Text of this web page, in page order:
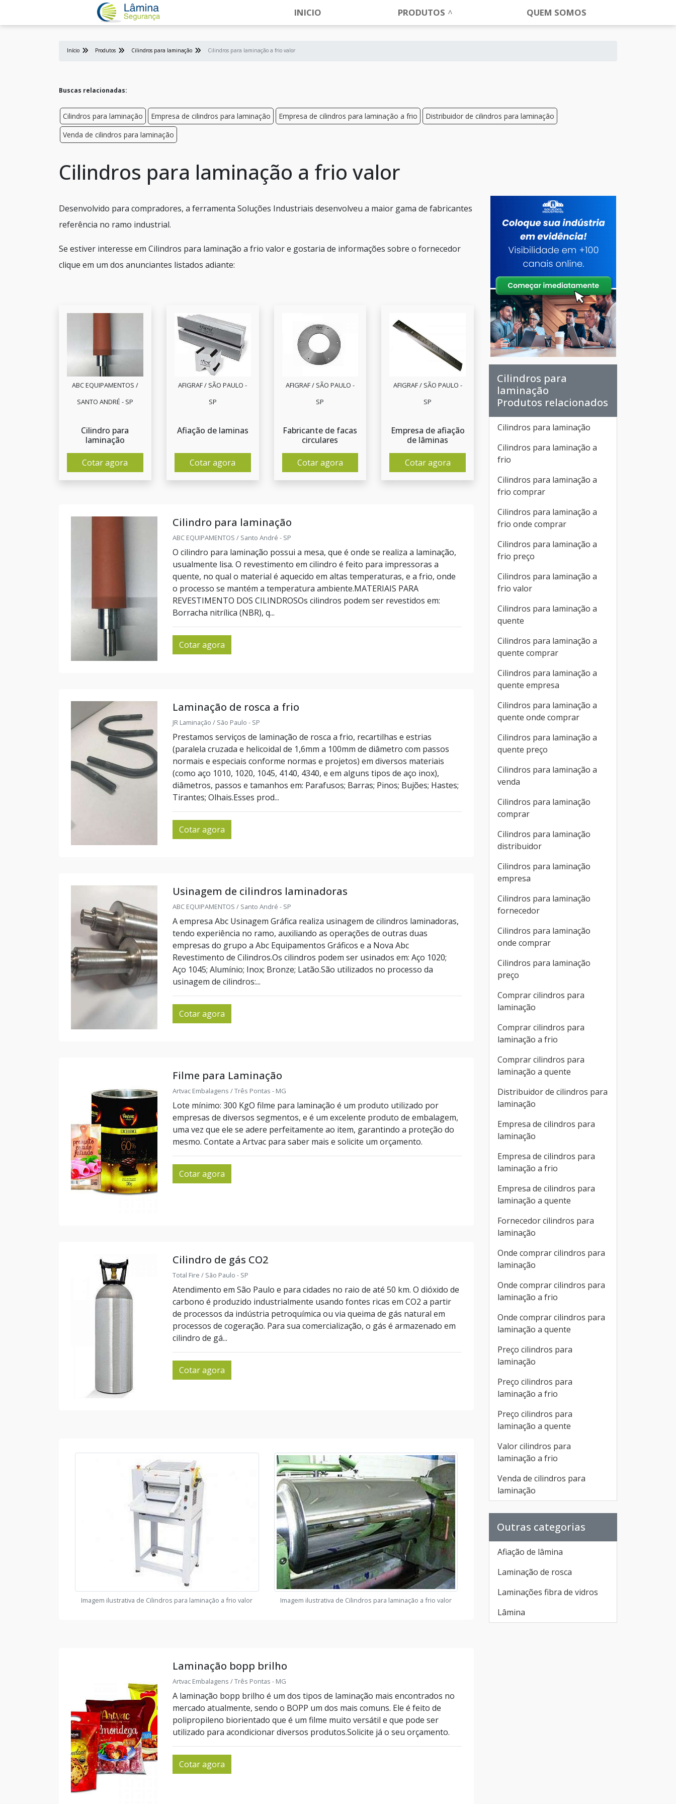
INICIO PRODUTOS QUEM SOMOS
Início Produtos Cilindros para laminação Cilindros para laminação a frio valor
Buscas relacionadas:
Cilindros para laminação Empresa de cilindros para laminação Empresa de cilindros para laminação a frio
Distribuidor de cilindros para laminação
Venda de cilindros para laminação
Cilindros para laminação a frio valor
Desenvolvido para compradores, a ferramenta Soluções Industriais desenvolveu a maior gama de fabricantes
referência no ramo industrial.
Se estiver interesse em Cilindros para laminação a frio valor e gostaria de informações sobre o fornecedor
clique em um dos anunciantes listados adiante:
ABC EQUIPAMENTOS /
SANTO ANDRÉ - SP
Cilindro para
laminação
Cotar agora
AFIGRAF / SÃO PAULO -
SP
Afiação de laminas
Cotar agora
AFIGRAF / SÃO PAULO -
SP
Fabricante de facas
circulares
Cotar agora
AFIGRAF / SÃO PAULO -
SP
Empresa de afiação
de lâminas
Cotar agora
Cilindro para laminação
ABC EQUIPAMENTOS / Santo André - SP
O cilindro para laminação possui a mesa, que é onde se realiza a laminação,
usualmente lisa. O revestimento em cilindro é feito para impressoras a
quente, no qual o material é aquecido em altas temperaturas, e a frio, onde
o processo se mantém a temperatura ambiente.MATERIAIS PARA
REVESTIMENTO DOS CILINDROSOs cilindros podem ser revestidos em:
Borracha nitrílica (NBR), q...
Cotar agora
Laminação de rosca a frio
JR Laminação / São Paulo - SP
Prestamos serviços de laminação de rosca a frio, recartilhas e estrias
(paralela cruzada e helicoidal de 1,6mm a 100mm de diâmetro com passos
normais e especiais conforme normas e projetos) em diversos materiais
(como aço 1010, 1020, 1045, 4140, 4340, e em alguns tipos de aço inox),
diâmetros, passos e tamanhos em: Parafusos; Barras; Pinos; Bujões; Hastes;
Tirantes; Olhais.Esses prod...
Cotar agora
Usinagem de cilindros laminadoras
ABC EQUIPAMENTOS / Santo André - SP
A empresa Abc Usinagem Gráfica realiza usinagem de cilindros laminadoras,
tendo experiência no ramo, auxiliando as operações de outras duas
empresas do grupo a Abc Equipamentos Gráficos e a Nova Abc
Revestimento de Cilindros.Os cilindros podem ser usinados em: Aço 1020;
Aço 1045; Alumínio; Inox; Bronze; Latão.São utilizados no processo da
usinagem de cilindros:...
Cotar agora
Filme para Laminação
Artvac Embalagens / Três Pontas - MG
Lote mínimo: 300 KgO filme para laminação é um produto utilizado por
empresas de diversos segmentos, e é um excelente produto de embalagem,
uma vez que ele se adere perfeitamente ao item, garantindo a proteção do
mesmo. Contate a Artvac para saber mais e solicite um orçamento.
Cotar agora
Cilindro de gás CO2
Total Fire / São Paulo - SP
Atendimento em São Paulo e para cidades no raio de até 50 km. O dióxido de
carbono é produzido industrialmente usando fontes ricas em CO2 a partir
de processos da indústria petroquímica ou via queima de gás natural em
processos de cogeração. Para sua comercialização, o gás é armazenado em
cilindro de gá...
Cotar agora
Imagem ilustrativa de Cilindros para laminação a frio valor Imagem ilustrativa de Cilindros para laminação a frio valor
Laminação bopp brilho
Artvac Embalagens / Três Pontas - MG
A laminação bopp brilho é um dos tipos de laminação mais encontrados no
mercado atualmente, sendo o BOPP um dos mais comuns. Ele é feito de
polipropileno biorientado que é um filme muito versátil e que pode ser
utilizado para acondicionar diversos produtos.Solicite já o seu orçamento.
Cotar agora
Cilindros para
laminação
Produtos relacionados
Cilindros para laminação
Cilindros para laminação a
frio
Cilindros para laminação a
frio comprar
Cilindros para laminação a
frio onde comprar
Cilindros para laminação a
frio preço
Cilindros para laminação a
frio valor
Cilindros para laminação a
quente
Cilindros para laminação a
quente comprar
Cilindros para laminação a
quente empresa
Cilindros para laminação a
quente onde comprar
Cilindros para laminação a
quente preço
Cilindros para laminação a
venda
Cilindros para laminação
comprar
Cilindros para laminação
distribuidor
Cilindros para laminação
empresa
Cilindros para laminação
fornecedor
Cilindros para laminação
onde comprar
Cilindros para laminação
preço
Comprar cilindros para
laminação
Comprar cilindros para
laminação a frio
Comprar cilindros para
laminação a quente
Distribuidor de cilindros para
laminação
Empresa de cilindros para
laminação
Empresa de cilindros para
laminação a frio
Empresa de cilindros para
laminação a quente
Fornecedor cilindros para
laminação
Onde comprar cilindros para
laminação
Onde comprar cilindros para
laminação a frio
Onde comprar cilindros para
laminação a quente
Preço cilindros para
laminação
Preço cilindros para
laminação a frio
Preço cilindros para
laminação a quente
Valor cilindros para
laminação a frio
Venda de cilindros para
laminação
Outras categorias
Afiação de lâmina
Laminação de rosca
Laminações fibra de vidros
Lâmina